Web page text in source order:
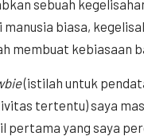
sebuah
biasa,
membuat kebiasaan
(istilah untuk
tertentu) saya
pertama yang saya